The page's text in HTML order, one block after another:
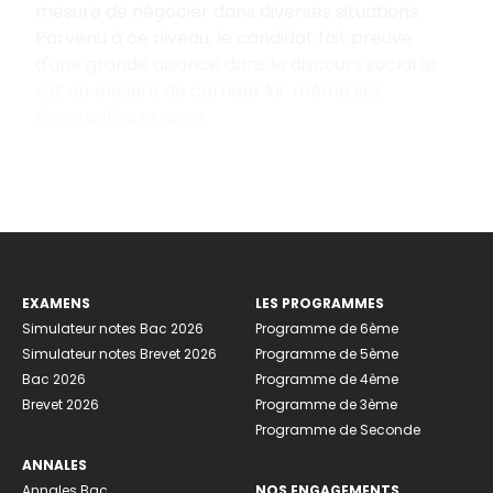
EXAMENS
Simulateur notes Bac 2026
Simulateur notes Brevet 2026
Bac 2026
Brevet 2026
ANNALES
LES PROGRAMMES
Programme de 6ème
Programme de 5ème
Programme de 4ème
Programme de 3ème
Programme de Seconde